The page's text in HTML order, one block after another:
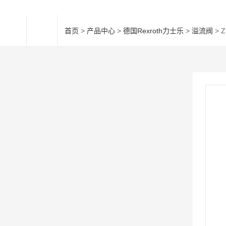
首页 > 产品中心 > 德国Rexroth力士乐 > 溢流阀 >